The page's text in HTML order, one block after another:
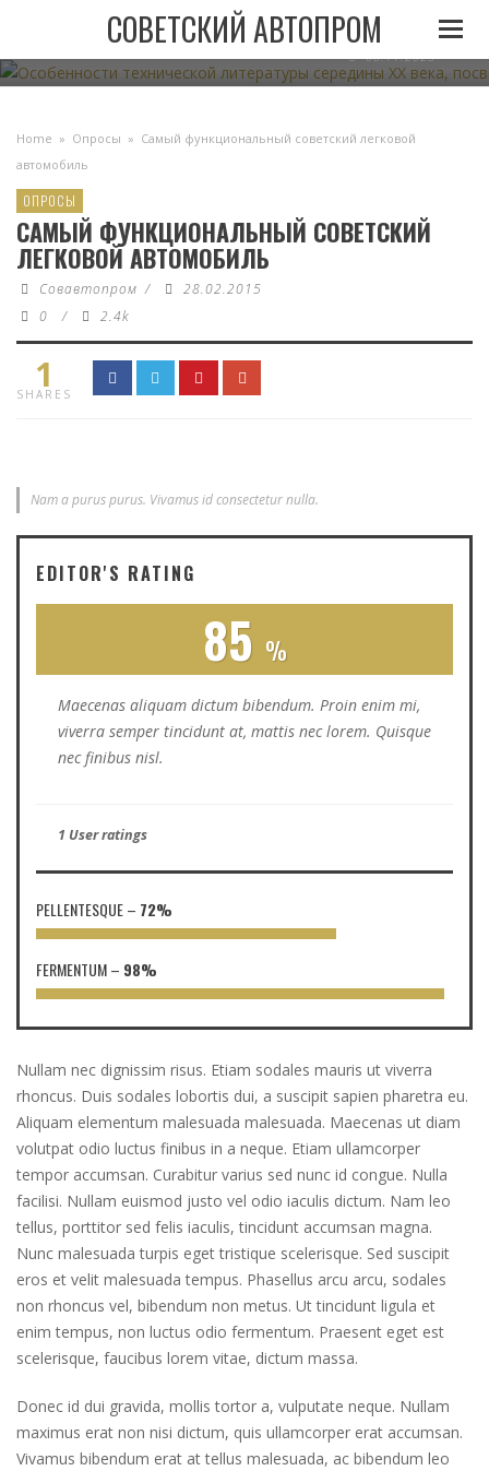
СОВЕТСКИЙ АВТОПРОМ
ОСОБЕННОСТИ ТЕХНИЧЕСКОЙ ЛИТЕРАТУРЫ
АВТОМОБИЛЬНОМУ
06.11.2023
Home » Опросы » Самый функциональный советский легковой
автомобиль
ОПРОСЫ
САМЫЙ ФУНКЦИОНАЛЬНЫЙ СОВЕТСКИЙ
ЛЕГКОВОЙ АВТОМОБИЛЬ
Совавтопром /
28.02.2015
0
/ 2.4k
1
SHARES
Nam a purus purus. Vivamus id consectetur nulla.
EDITOR'S RATING
85
Maecenas aliquam dictum bibendum. Proin enim mi,
viverra semper tincidunt at, mattis nec lorem. Quisque
nec finibus nisl.
1 User ratings
PELLENTESQUE– 72%
FERMENTUM– 98%
Nullam nec dignissim risus. Etiam sodales mauris ut viverra
rhoncus. Duis sodales lobortis dui, a suscipit sapien pharetra eu.
Aliquam elementum malesuada malesuada. Maecenas ut diam
volutpat odio luctus finibus in a neque. Etiam ullamcorper
tempor accumsan. Curabitur varius sed nunc id congue. Nulla
facilisi. Nullam euismod justo vel odio iaculis dictum. Nam leo
tellus, porttitor sed felis iaculis, tincidunt accumsan magna.
Nunc malesuada turpis eget tristique scelerisque. Sed suscipit
eros et velit malesuada tempus. Phasellus arcu arcu, sodales
non rhoncus vel, bibendum non metus. Ut tincidunt ligula et
enim tempus, non luctus odio fermentum. Praesent eget est
scelerisque, faucibus lorem vitae, dictum massa.
Donec id dui gravida, mollis tortor a, vulputate neque. Nullam
maximus erat non nisi dictum, quis ullamcorper erat accumsan.
Vivamus bibendum erat at tellus malesuada, ac bibendum leo